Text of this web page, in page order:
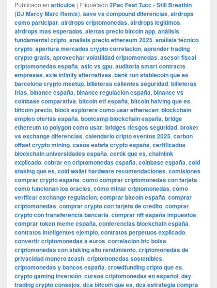
Publicado en articulos | Etiquetado 2Pac Feat Tucc - Still Breathin
(DJ Marcy Marc Remix), aave vs compound diferencias, airdrops
como participar, airdrops criptomonedas, airdrops legitimos,
airdrops mas esperados, alertas precio bitcoin app, análisis
fundamental cripto, analisis precio ethereum 2025, análisis técnico
crypto, apertura mercados crypto correlacion, aprender trading
crypto gratis, aprovechar volatilidad criptomonedas, asesor fiscal
criptomonedas españa, asic vs gpu, auditoría smart contracts
empresas, axie infinity alternativas, bank run stablecoin que es,
barcelona crypto meetup, billeteras calientes seguridad, billeteras
frías, binance españa, binance regulacion españa, binance vs
coinbase comparativa, bitcoin etf españa, bitcoin halving que es,
bitcoin precio, block explorers como usar etherscan, blockchain
empleo ofertas españa, bootcamp blockchain españa, bridge
ethereum to polygon como usar, bridges riesgos seguridad, broker
vs exchange diferencias, calendario cripto eventos 2025, carbon
offset crypto mining, casos estafa crypto españa, certificados
blockchain universidades españa, certik que es, chainlink
explicado, cobrar en criptomonedas españa, coinbase españa, cold
staking que es, cold wallet hardware recomendaciones, comisiones
comprar crypto españa, como comprar criptomonedas con tarjeta,
como funcionan los oracles, cómo minar criptomonedas, como
verificar exchange regulacion, comprar bitcoin españa, comprar
criptomonedas, comprar crypto con tarjeta de credito, comprar
crypto con transferencia bancaria, comprar nft españa impuestos,
comprar token meme españa, conferencias blockchain españa,
contratos inteligentes ejemplo, contratos perpetuos explicado,
convertir criptomonedas a euros, correlacion btc bolsa,
criptomonedas con staking alto rendimiento, criptomonedas de
privacidad monero zcash, criptomonedas sostenibles,
criptomonedas y bancos españa, crowdfunding cripto que es,
crypto gaming inversión, cursos criptomonedas en español, day
trading crypto consejos, dca bitcoin que es, dca estrategia compra